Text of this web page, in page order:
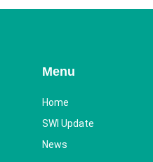
Menu
Home
SWI Update
News